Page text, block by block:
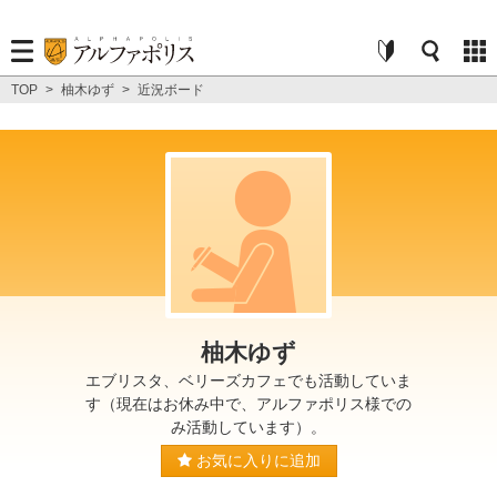
TOP > 柚木ゆず > 近況ボード
柚木ゆず
エブリスタ、ベリーズカフェでも活動していま
す（現在はお休み中で、アルファポリス様での
み活動しています）。
お気に入りに追加